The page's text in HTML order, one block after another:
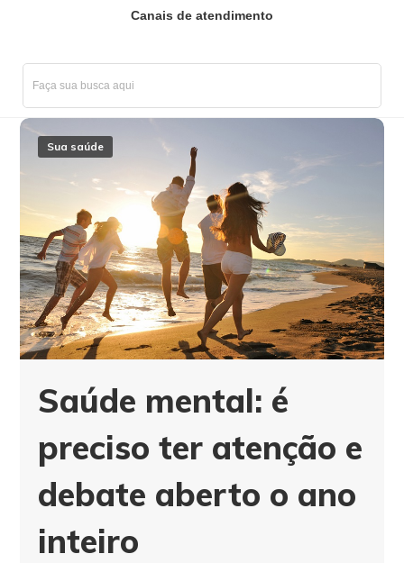
Canais de atendimento
Sua saúde
Saúde mental: é
preciso ter atenção e
debate aberto o ano
inteiro